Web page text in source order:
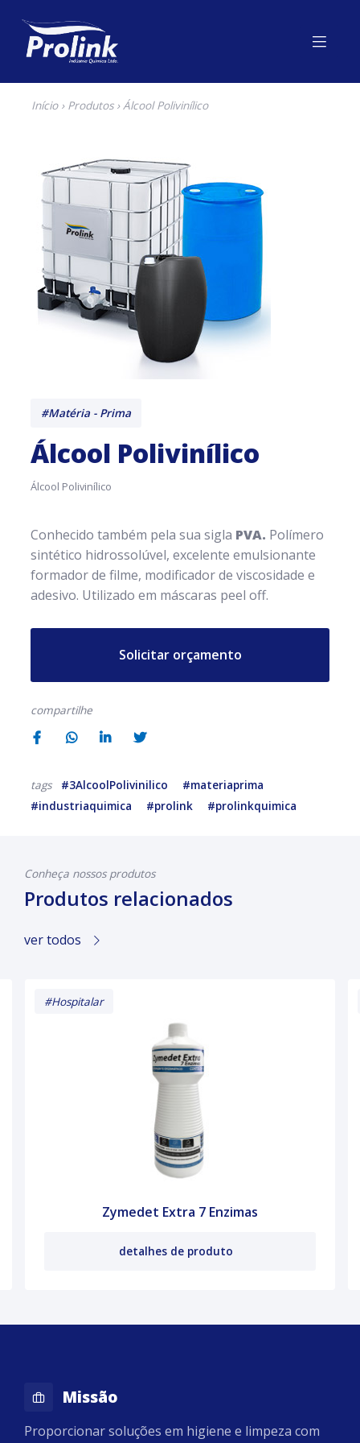
Início› Produtos› Álcool Polivinílico
#Matéria - Prima
Álcool Polivinílico
Álcool Polivinílico
Conhecido também pela sua sigla PVA. Polímero
sintético hidrossolúvel, excelente emulsionante
formador de filme, modificador de viscosidade e
adesivo. Utilizado em máscaras peel off.
Solicitar orçamento
compartilhe
tags #3AlcoolPolivinilico
#materiaprima
#industriaquimica
#prolink #prolinkquimica
Conheça nossos produtos
Produtos relacionados
ver todos
Zymedet Extra 7 Enzimas
detalhes de produto
#Hospitalar
Missão
Proporcionar soluções em higiene e limpeza com